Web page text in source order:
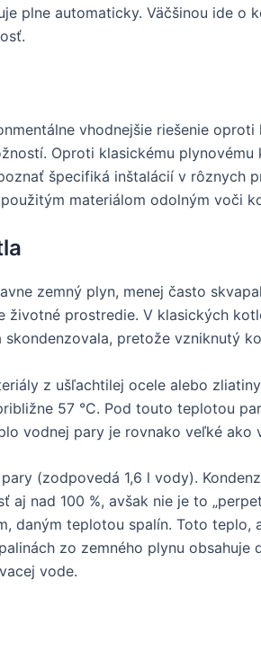
plne automaticky. Väčšinou ide o
vhodnejšie riešenie
Oproti klasickému
špecifiká inštalácií v rôznych
materiálom odolným voči
zemný plyn, menej často
životné prostredie. V klasických
pretože vzniknutý
z ušľachtilej ocele alebo
57 °C. Pod touto teplotou
vodnej pary je rovnako veľké
(zodpovedá 1,6 l vody).
nad 100 %, avšak nie je to
daným teplotou spalín. Toto teplo,
zo zemného plynu obsahuje
vode.